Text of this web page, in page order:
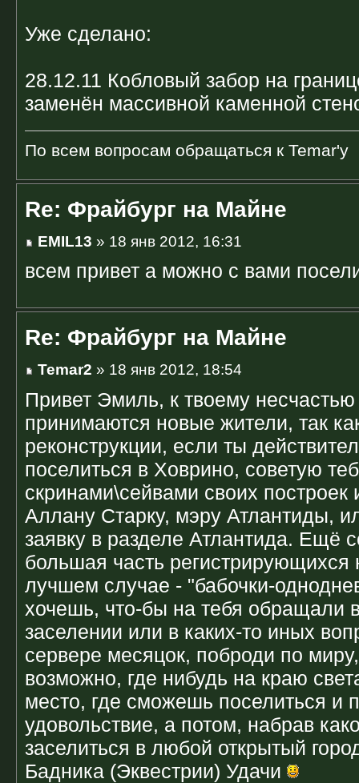
Уже сделано:
28.12.11 Кобловый забор на
заменён массивной каменной
По всем вопросам обращаться к Temar'у
Re: Фрайбург на Майне
EMIL13 » 18 янв 2012, 16:31
всем привет а можно с вами
Re: Фрайбург на Майне
Temar2 » 18 янв 2012, 18:54
Привет Эмиль, к твоему несчастью
принимаются новые жители, так
реконструкции, если ты
поселиться в Ховрино, советую
скринами\сейвами своих построек
Аллану Старку, мэру Атлантиды,
заявку в разделе Атлантида. Ещё
большая часть регистрирующихся
лучшем случае - "бабочки-
хочешь, что-бы на тебя обращали
заселении или в каких-то иных
сервере месяцок, поброди по
возможно, где нибудь на краю
место, где сможешь поселиться и
удовольствие, а потом, набрав
заселиться в любой открытый
Бадника (Эквестрии) Удачи